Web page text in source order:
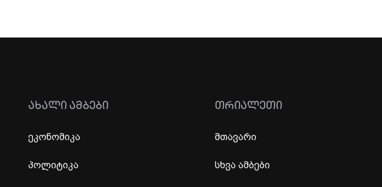
ᲐᲮᲐᲚᲘ ᲐᲛᲑᲔᲑᲘ
ეკონომიკა
პოლიტიკა
ᲗᲠᲘᲐᲚᲔᲗᲘ
მთავარი
სხვა ამბები